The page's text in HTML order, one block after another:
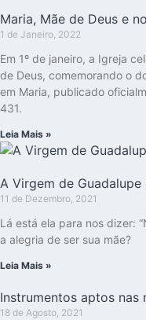
Maria, Mãe de Deus e
1 de Janeiro, 2022
Em 1º de janeiro, a Igreja
de Deus, comemorando o
em Maria, publicado
431.
Leia Mais »
A Virgem de
11 de Dezembro, 2021
Lá está ela para nos dizer:
a alegria de ser sua mãe?
Leia Mais »
Instrumentos aptos nas
18 de Agosto, 2021